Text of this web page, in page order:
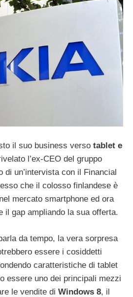
il suo business verso tablet e
l’ex-CEO del gruppo
di un’intervista con il Financial
che il colosso finlandese è
mercato smartphone ed ora
il gap ampliando la sua offerta.
da tempo, la vera sorpresa
essere i cosiddetti
caratteristiche di tablet
essere uno dei principali mezzi
le vendite di Windows 8, il